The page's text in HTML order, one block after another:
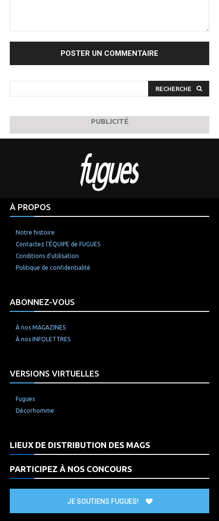
RECHERCHE
PUBLICITÉ
À PROPOS
Notre histoire
Contactez l’ÉQUIPE de FUGUES
Conditions d’utilisation
Politique de confidentialité
ABONNEZ-VOUS
À nos MAGAZINES
À nos INFOLETTRES
VERSIONS VIRTUELLES
Fugues
Décorhomme
LIEUX DE DISTRIBUTION DES MAGS
PARTICIPEZ À NOS CONCOURS
JE SOUTIENS FUGUES!